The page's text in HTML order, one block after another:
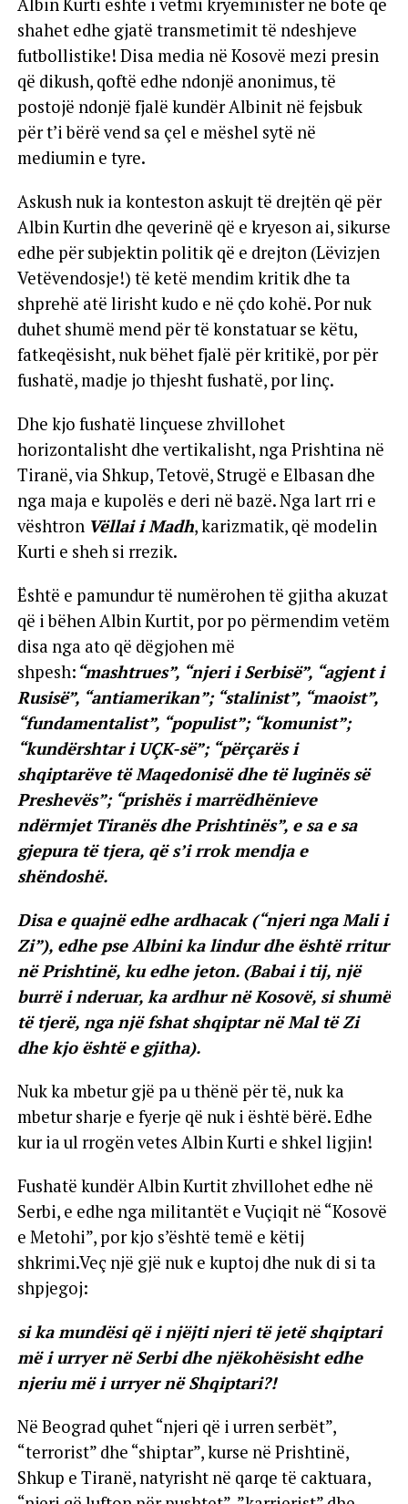
shahet edhe gjatë transmetimit të ndeshjeve
futbollistike! Disa media në Kosovë mezi presin
që dikush, qoftë edhe ndonjë anonimus, të
postojë ndonjë fjalë kundër Albinit në fejsbuk
për t’i bërë vend sa çel e mëshel sytë në
mediumin e tyre.
Askush nuk ia konteston askujt të drejtën që për
Albin Kurtin dhe qeverinë që e kryeson ai, sikurse
edhe për subjektin politik që e drejton (Lëvizjen
Vetëvendosje!) të ketë mendim kritik dhe ta
shprehë atë lirisht kudo e në çdo kohë. Por nuk
duhet shumë mend për të konstatuar se këtu,
fatkeqësisht, nuk bëhet fjalë për kritikë, por për
fushatë, madje jo thjesht fushatë, por linç.
Dhe kjo fushatë linçuese zhvillohet
horizontalisht dhe vertikalisht, nga Prishtina në
Tiranë, via Shkup, Tetovë, Strugë e Elbasan dhe
nga maja e kupolës e deri në bazë. Nga lart rri e
vështron Vëllai i Madh, karizmatik, që modelin
Kurti e sheh si rrezik.
Është e pamundur të numërohen të gjitha akuzat
që i bëhen Albin Kurtit, por po përmendim vetëm
disa nga ato që dëgjohen më
shpesh: “mashtrues”, “njeri i Serbisë”, “agjent i
Rusisë”, “antiamerikan”; “stalinist”, “maoist”,
“fundamentalist”, “populist”; “komunist”;
“kundërshtar i UÇK-së”; “përçarës i
shqiptarëve të Maqedonisë dhe të luginës së
Preshevës”; “prishës i marrëdhënieve
ndërmjet Tiranës dhe Prishtinës”, e sa e sa
gjepura të tjera, që s’i rrok mendja e
shëndoshë.
Disa e quajnë edhe ardhacak (“njeri nga Mali i
Zi”), edhe pse Albini ka lindur dhe është rritur
në Prishtinë, ku edhe jeton. (Babai i tij, një
burrë i nderuar, ka ardhur në Kosovë, si shumë
të tjerë, nga një fshat shqiptar në Mal të Zi
dhe kjo është e gjitha).
Nuk ka mbetur gjë pa u thënë për të, nuk ka
mbetur sharje e fyerje që nuk i është bërë. Edhe
kur ia ul rrogën vetes Albin Kurti e shkel ligjin!
Fushatë kundër Albin Kurtit zhvillohet edhe në
Serbi, e edhe nga militantët e Vuçiqit në “Kosovë
e Metohi”, por kjo s’është temë e këtij
shkrimi.Veç një gjë nuk e kuptoj dhe nuk di si ta
shpjegoj:
si ka mundësi që i njëjti njeri të jetë shqiptari
më i urryer në Serbi dhe njëkohësisht edhe
njeriu më i urryer në Shqiptari?!
Në Beograd quhet “njeri që i urren serbët”,
“terrorist” dhe “shiptar”, kurse në Prishtinë,
Shkup e Tiranë, natyrisht në qarqe të caktuara,